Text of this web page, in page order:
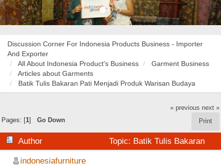
Discussion Corner For Indonesia Products Business - Importer
And Exporter
All About Indonesia Product's Business
Garment Business
Articles about Garments
Batik Tulis Bakaran Pati Menjadi Produk Warisan Budaya
« previous next »
Print
Pages: [1] Go Down
Author
Topic: Batik Tulis Bakaran
Pati Menjadi Produk Warisan Budaya (Read 29085
indonesiafurniture